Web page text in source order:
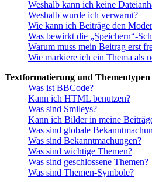
Weshalb kann ich keine
Weshalb wurde ich verwarnt?
Wie kann ich Beiträge den
Was bewirkt die „Speichern“-
Warum muss mein Beitrag erst
Wie markiere ich ein Thema als
Textformatierung und Thementypen
Was ist BBCode?
Kann ich HTML benutzen?
Was sind Smileys?
Kann ich Bilder in meine
Was sind globale
Was sind Bekanntmachungen?
Was sind wichtige Themen?
Was sind geschlossene Themen?
Was sind Themen-Symbole?